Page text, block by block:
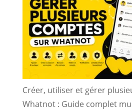
Créer, utiliser et gérer
Whatnot : Guide complet